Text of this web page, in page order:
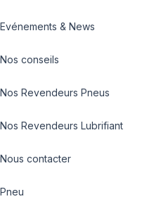
Evénements & News
Nos conseils
Nos Revendeurs Pneus
Nos Revendeurs Lubrifiant
Nous contacter
Pneu